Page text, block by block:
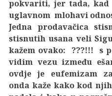
pokvariti, jer tada, kad
uglavnom mlohavi
Jedna prodavačica
stisnutih usana veli
kažem ovako: ???!!! s
vidim vezu između
ovdje je eufemizam
onda kaže kako kod